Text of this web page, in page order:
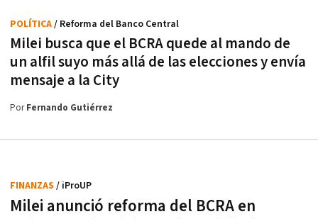
Milei busca que el BCRA quede al mando de
un alfil suyo más allá de las elecciones y envía
mensaje a la City
POLÍTICA/ Reforma del Banco Central
PorFernando Gutiérrez
Milei anunció reforma del BCRA en
FINANZAS / iProUP